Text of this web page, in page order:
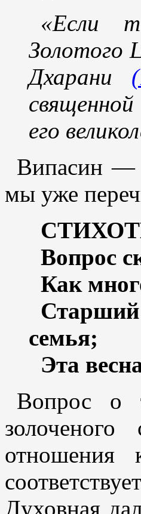
«Если
Золотого
Дхарани
его
Випасин —
мы уже
Вопрос
Как
Старший
семья;
Эта
Вопрос о
отношения
Духовная